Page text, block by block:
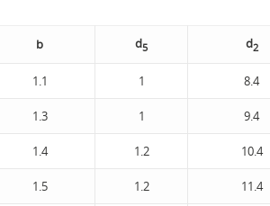
b d5 d2
1.1 1 8.4
1.3 1 9.4
1.4 1.2 10.4
1.5 1.2 11.4